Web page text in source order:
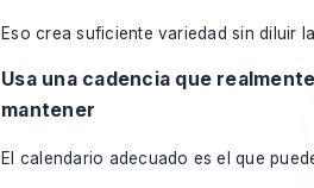
Eso crea suficiente variedad sin diluir
Usa una cadencia que
mantener
El calendario adecuado es el que